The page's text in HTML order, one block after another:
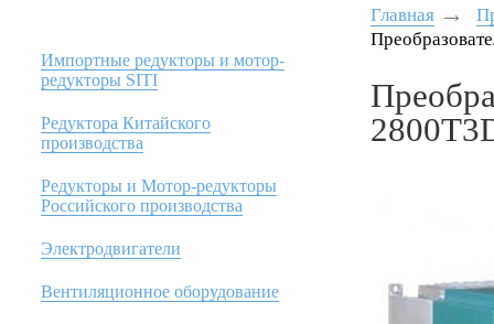
Импортные редукторы и мотор-
редукторы SITI
Редуктора Китайского
производства
Редукторы и Мотор-редукторы
Российского производства
Электродвигатели
Вентиляционное оборудование
Главная